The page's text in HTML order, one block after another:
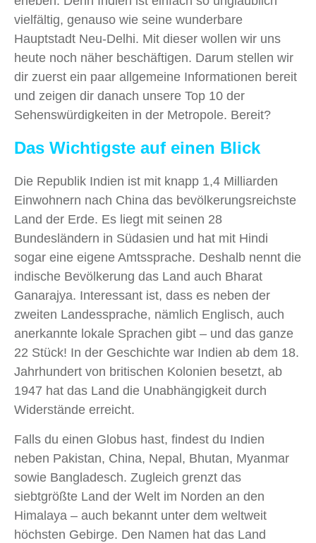
vielfältig, genauso wie seine wunderbare
Hauptstadt Neu-Delhi. Mit dieser wollen wir uns
heute noch näher beschäftigen. Darum stellen wir
dir zuerst ein paar allgemeine Informationen bereit
und zeigen dir danach unsere Top 10 der
Sehenswürdigkeiten in der Metropole. Bereit?
Das Wichtigste auf einen Blick
Die Republik Indien ist mit knapp 1,4 Milliarden
Einwohnern nach China das bevölkerungsreichste
Land der Erde. Es liegt mit seinen 28
Bundesländern in Südasien und hat mit Hindi
sogar eine eigene Amtssprache. Deshalb nennt die
indische Bevölkerung das Land auch Bharat
Ganarajya. Interessant ist, dass es neben der
zweiten Landessprache, nämlich Englisch, auch
anerkannte lokale Sprachen gibt – und das ganze
22 Stück! In der Geschichte war Indien ab dem 18.
Jahrhundert von britischen Kolonien besetzt, ab
1947 hat das Land die Unabhängigkeit durch
Widerstände erreicht.
Falls du einen Globus hast, findest du Indien
neben Pakistan, China, Nepal, Bhutan, Myanmar
sowie Bangladesch. Zugleich grenzt das
siebtgrößte Land der Welt im Norden an den
Himalaya – auch bekannt unter dem weltweit
höchsten Gebirge. Den Namen hat das Land